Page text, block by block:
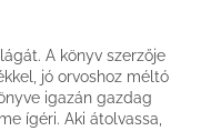
A könyv szerzője
jó orvoshoz méltó
igazán gazdag
ígéri. Aki átolvassa,